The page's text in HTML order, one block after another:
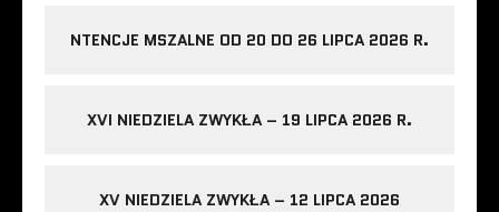
NTENCJE MSZALNE OD 20 DO 26 LIPCA 2026 R.
XVI NIEDZIELA ZWYKŁA – 19 LIPCA 2026 R.
XV NIEDZIELA ZWYKŁA – 12 LIPCA 2026